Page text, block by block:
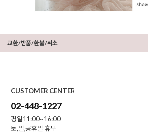
교환/반품/환불/취소
CUSTOMER CENTER
02-448-1227
평일11:00~16:00
토,일,공휴일 휴무